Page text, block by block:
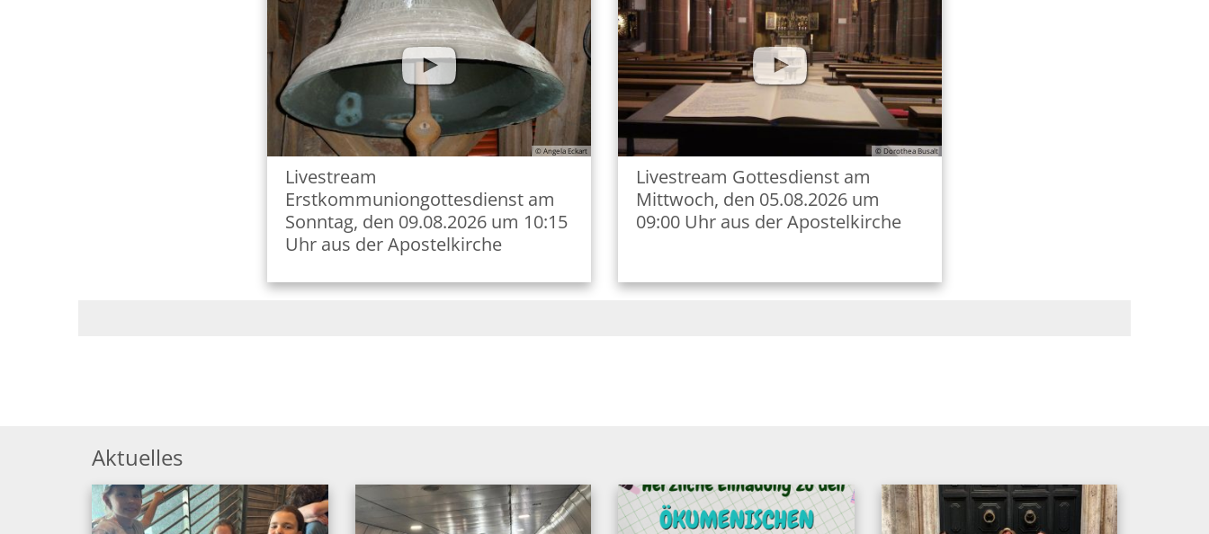
© Angela Eckart
Livestream
Erstkommuniongottesdienst am
Sonntag, den 09.08.2026 um 10:15
Uhr aus der Apostelkirche
© Dorothea Busalt
Livestream Gottesdienst am
Mittwoch, den 05.08.2026 um
09:00 Uhr aus der Apostelkirche
Aktuelles